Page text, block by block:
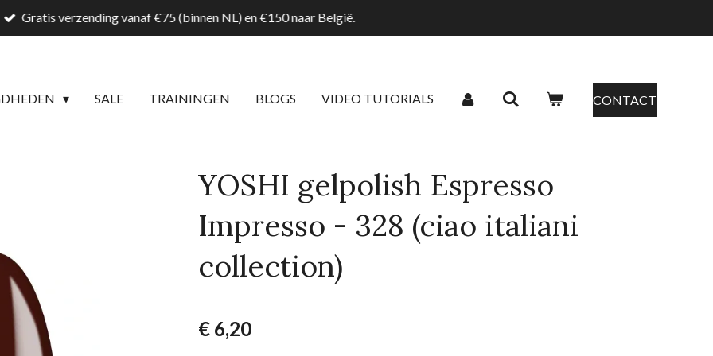
Gratis verzending vanaf €75 (binnen NL) en €150 naar België.
SALE TRAININGEN BLOGS VIDEO TUTORIALS CONTACT
YOSHI gelpolish Espresso
Impresso - 328 (ciao italiani
collection)
€ 6,20